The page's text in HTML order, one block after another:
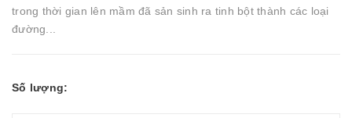
trong thời gian lên mầm đã sản sinh ra tinh bột thành các loại
đường...
Số lượng: